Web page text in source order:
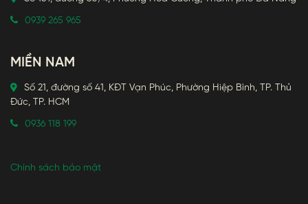
0939 265 965
MIỀN NAM
Số 21, đường số 41, KĐT Vạn Phúc, Phường Hiệp Bình, TP. Thủ
Đức, TP. HCM
0936 118 199
Chính sách bảo mật